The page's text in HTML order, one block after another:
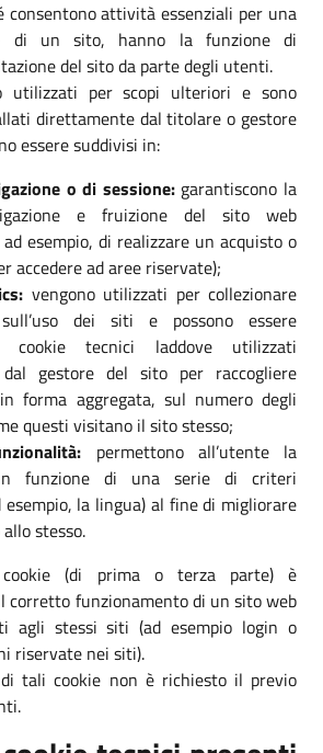
consentono attività essenziali per una
di un sito, hanno la funzione di
del sito da parte degli utenti.
utilizzati per scopi ulteriori e sono
direttamente dal titolare o gestore
essere suddivisi in:
o di sessione:garantiscono la
e fruizione del sito web
esempio, di realizzare un acquisto o
accedere ad aree riservate);
vengono utilizzati per collezionare
dei siti e possono essere
cookie tecnici laddove utilizzati
gestore del sito per raccogliere
forma aggregata, sul numero degli
questi visitano il sito stesso;
permettono all’utente la
in funzione di una serie di criteri
esempio, la lingua) al fine di migliorare
stesso.
(di prima o terza parte) è
corretto funzionamento di un sito web
agli stessi siti (ad esempio login o
riservate nei siti).
di tali cookie non è richiesto il previo